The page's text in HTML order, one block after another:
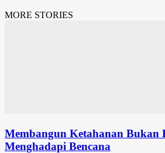
MORE STORIES
Membangun Ketahanan Bukan
Menghadapi Bencana